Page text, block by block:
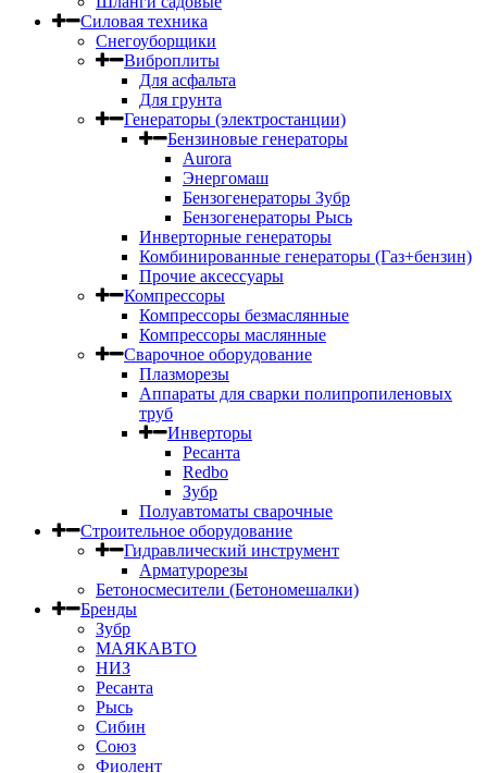
Силовая техника
Снегоуборщики
Виброплиты
Для асфальта
Для грунта
Генераторы (электростанции)
Бензиновые генераторы
Aurora
Энергомаш
Бензогенераторы Зубр
Бензогенераторы Рысь
Инверторные генераторы
Комбинированные генераторы (Газ+бензин)
Прочие аксессуары
Компрессоры
Компрессоры безмаслянные
Компрессоры маслянные
Сварочное оборудование
Плазморезы
Аппараты для сварки полипропиленовых
труб
Инверторы
Ресанта
Redbo
Зубр
Полуавтоматы сварочные
Строительное оборудование
Гидравлический инструмент
Арматурорезы
Бетоносмесители (Бетономешалки)
Бренды
Зубр
МАЯКАВТО
НИЗ
Ресанта
Рысь
Сибин
Союз
Фиолент